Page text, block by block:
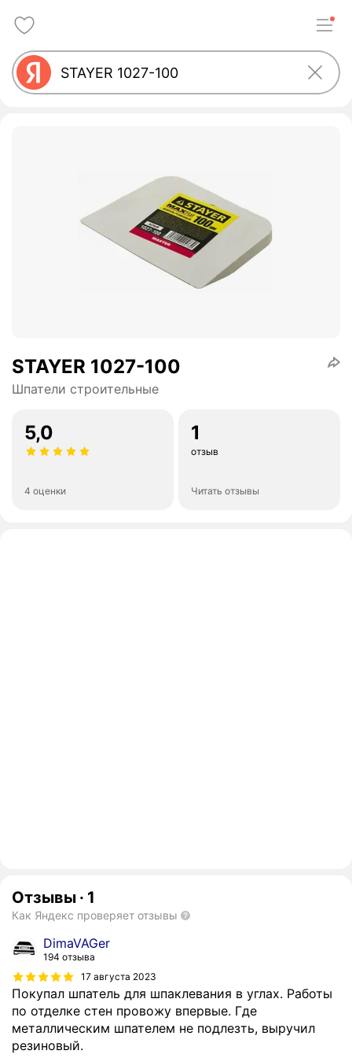
STAYER 1027-100
Шпатели строительные
5,0
4 оценки
1
отзыв
Читать отзывы
Отзывы · 1
Как Яндекс проверяет отзывы
DimaVAGer
194 отзыва
17 августа 2023
Покупал шпатель для шпаклевания в углах. Работы
по отделке стен провожу впервые. Где
металлическим шпателем не подлезть, выручил
резиновый.